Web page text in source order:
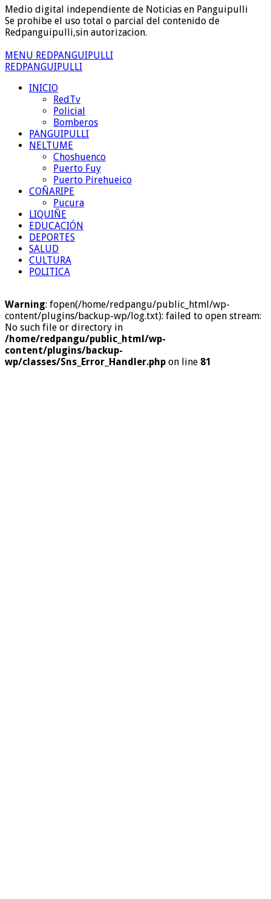
Medio digital independiente de Noticias en Panguipulli
Se prohibe el uso total o parcial del contenido de
Redpanguipulli,sin autorizacion.
MENU REDPANGUIPULLI
REDPANGUIPULLI
INICIO
RedTv
Policial
Bomberos
PANGUIPULLI
NELTUME
Choshuenco
Puerto Fuy
Puerto Pirehueico
COÑARIPE
Pucura
LIQUIÑE
EDUCACIÓN
DEPORTES
SALUD
CULTURA
POLITICA
Warning: fopen(/home/redpangu/public_html/wp-
content/plugins/backup-wp/log.txt): failed to open stream:
No such file or directory in
/home/redpangu/public_html/wp-
content/plugins/backup-
wp/classes/Sns_Error_Handler.php on line 81